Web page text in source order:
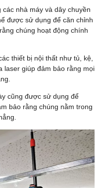
các nhà máy và dây chuyền
được sử dụng để căn chỉnh
chúng hoạt động chính
thiết bị nội thất như tủ, kệ,
laser giúp đảm bảo rằng mọi
cũng được sử dụng để
bảo rằng chúng nằm trong